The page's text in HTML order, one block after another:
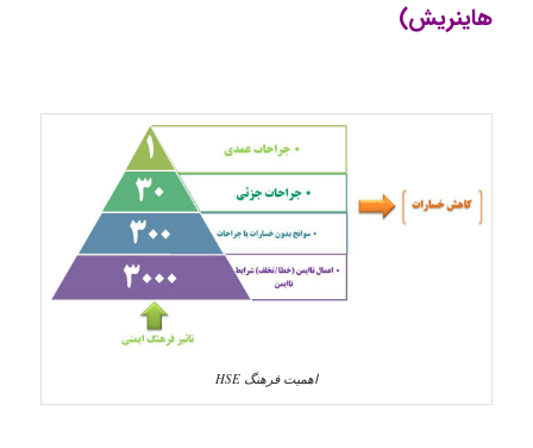
هاینریش)
اهمیت فرهنگ HSE